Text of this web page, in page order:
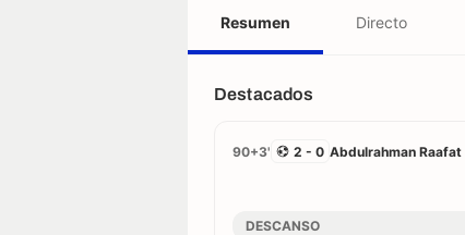
Resumen Directo
Destacados
90+3' 2 - 0 Abdulrahman Raafat
DESCANSO